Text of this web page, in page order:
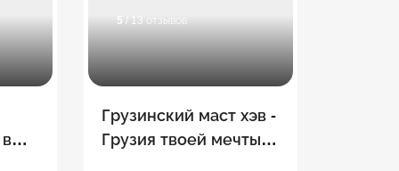
5 / 13 отзывов
Грузинский маст хэв -
Грузия твоей мечты! 8